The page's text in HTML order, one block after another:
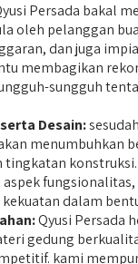
Persada bakal
oleh pelanggan
dan juga
membagikan
sungguh
Desain:
menumbuhkan
tingkatan
dalam
Qyusi Persada
gedung
kami